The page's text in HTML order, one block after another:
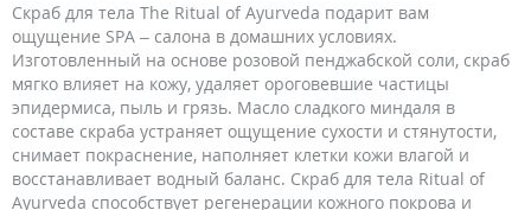
Скраб для тела The Ritual of Ayurveda подарит вам
ощущение SPA – салона в домашних условиях.
Изготовленный на основе розовой пенджабской соли, скраб
мягко влияет на кожу, удаляет ороговевшие частицы
эпидермиса, пыль и грязь. Масло сладкого миндаля в
составе скраба устраняет ощущение сухости и стянутости,
снимает покраснение, наполняет клетки кожи влагой и
восстанавливает водный баланс. Скраб для тела Ritual of
Ayurveda способствует регенерации кожного покрова и